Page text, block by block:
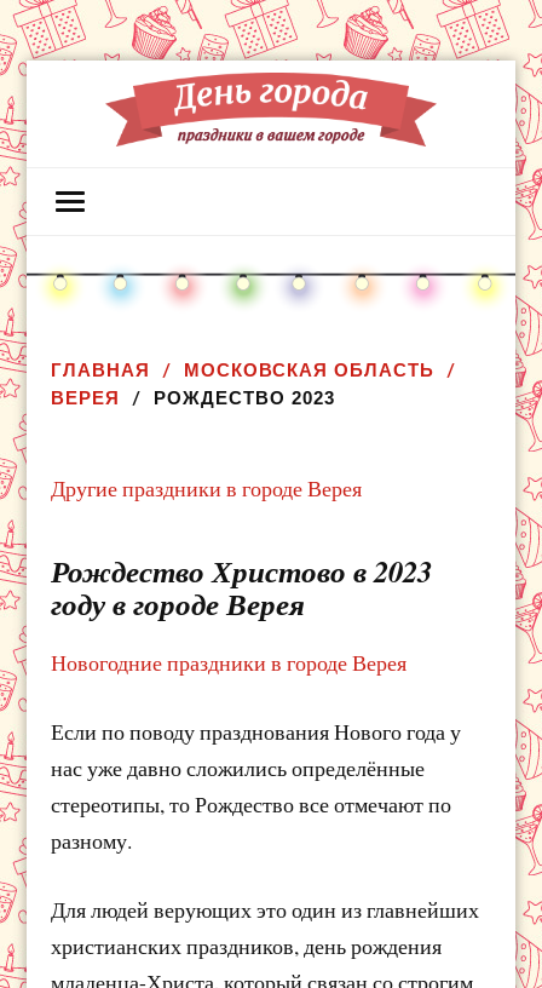
ГЛАВНАЯ
МОСКОВСКАЯ ОБЛАСТЬ
ВЕРЕЯ
РОЖДЕСТВО 2023
Другие праздники в городе Верея
Рождество Христово в 2023
году в городе Верея
Новогодние праздники в городе Верея
Если по поводу празднования Нового года у
нас уже давно сложились определённые
стереотипы, то Рождество все отмечают по
разному.
Для людей верующих это один из главнейших
христианских праздников, день рождения
младенца-Христа, который связан со строгим